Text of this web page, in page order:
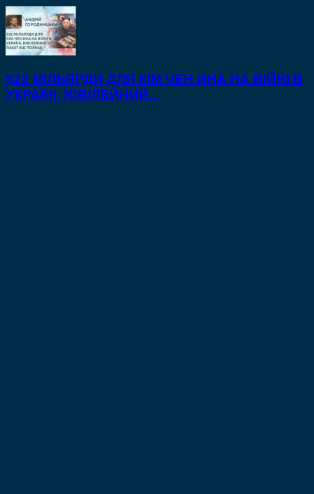
$22 МІЛЬЯРДИ ДЛЯ КІМ ЧЕН ИНА НА ВІЙНІ В
УКРАЇНІ, ЮВІЛЕЙНИЙ...